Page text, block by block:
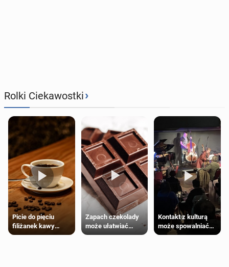
Rolki Ciekawostki›
Picie do pięciu
filiżanek kawy
dziennie jest
Zapach czekolady
może ułatwiać
trening siłowy
Kontakt z kulturą
może spowalniać
starzenie